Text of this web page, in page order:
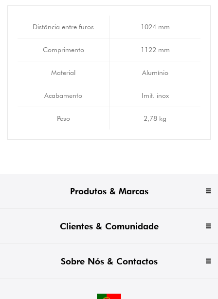
Distância entre furos 1024 mm
Comprimento 1122 mm
Material Alumínio
Acabamento Imit. inox
Peso 2,78 kg
Produtos & Marcas
Clientes & Comunidade
Sobre Nós & Contactos